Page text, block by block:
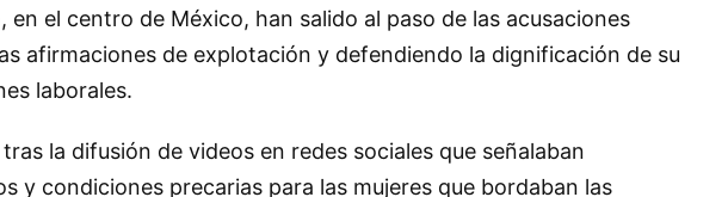
en el centro de México, han salido al paso de las acusaciones
afirmaciones de explotación y defendiendo la dignificación de su
laborales.
la difusión de videos en redes sociales que señalaban
y condiciones precarias para las mujeres que bordaban las